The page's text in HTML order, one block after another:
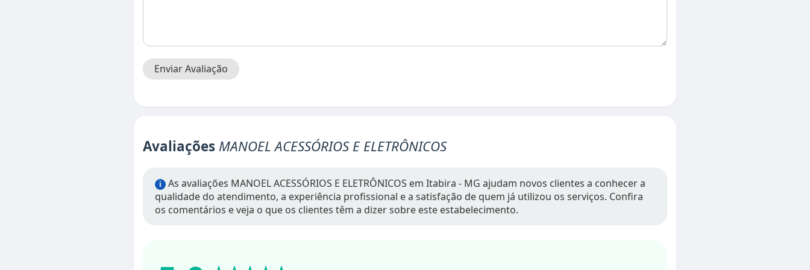
Enviar Avaliação
Avaliações MANOEL ACESSÓRIOS E ELETRÔNICOS
i
As avaliações MANOEL ACESSÓRIOS E ELETRÔNICOS em Itabira - MG ajudam novos clientes a conhecer a
qualidade do atendimento, a experiência profissional e a satisfação de quem já utilizou os serviços. Confira
os comentários e veja o que os clientes têm a dizer sobre este estabelecimento.